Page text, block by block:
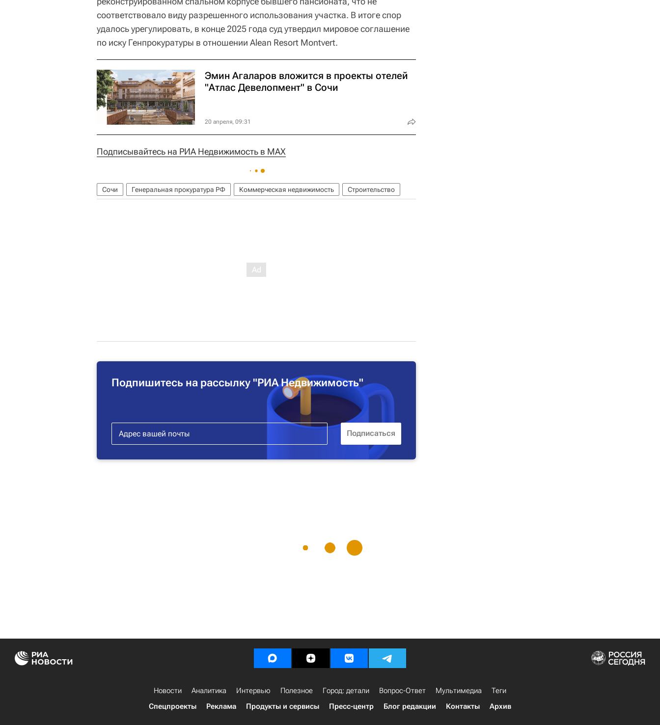
соответствовало виду разрешенного использования участка. В итоге спор
удалось урегулировать, в конце 2025 года суд утвердил мировое соглашение
по иску Генпрокуратуры в отношении Alean Resort Montvert.
Эмин Агаларов вложится в проекты отелей
"Атлас Девелопмент" в Сочи
20 апреля, 09:31
Подписывайтесь на РИА Недвижимость в MAX
Сочи Генеральная прокуратура РФ Коммерческая недвижимость Строительство
Подпишитесь на рассылку "РИА Недвижимость"
Новости Аналитика Интервью Полезное Город: детали Вопрос-Ответ Мультимедиа
Теги
Спецпроекты
Реклама Продукты и сервисы Пресс-центр Блог редакции Контакты Архив